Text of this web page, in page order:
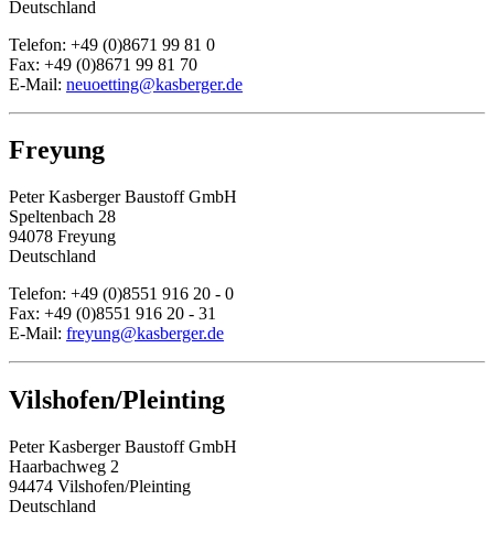
Deutschland
Telefon: +49 (0)8671 99 81 0
Fax: +49 (0)8671 99 81 70
E-Mail: neuoetting@kasberger.de
Freyung
Peter Kasberger Baustoff GmbH
Speltenbach 28
94078 Freyung
Deutschland
Telefon: +49 (0)8551 916 20 - 0
Fax: +49 (0)8551 916 20 - 31
E-Mail: freyung@kasberger.de
Vilshofen/Pleinting
Peter Kasberger Baustoff GmbH
Haarbachweg 2
94474 Vilshofen/Pleinting
Deutschland